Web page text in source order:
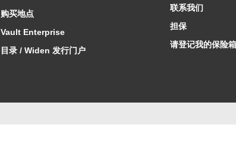
购买地点
Vault Enterprise
目录 / Widen 发行门户
联系我们
担保
请登记我的保险箱